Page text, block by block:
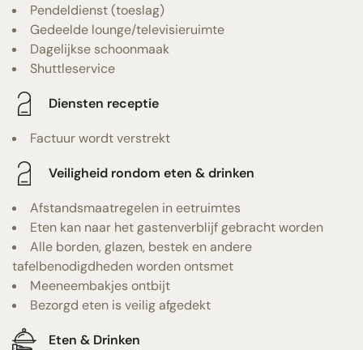
Pendeldienst (toeslag)
Gedeelde lounge/televisieruimte
Dagelijkse schoonmaak
Shuttleservice
Diensten receptie
Factuur wordt verstrekt
Veiligheid rondom eten & drinken
Afstandsmaatregelen in eetruimtes
Eten kan naar het gastenverblijf gebracht worden
Alle borden, glazen, bestek en andere
tafelbenodigdheden worden ontsmet
Meeneembakjes ontbijt
Bezorgd eten is veilig afgedekt
Eten & Drinken